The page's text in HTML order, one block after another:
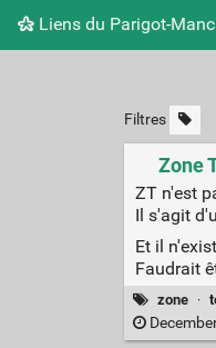
Liens du Parigot-
Filtres
Zone
ZT n'est
Il s'agit
Et il
Faudrait
zone ·